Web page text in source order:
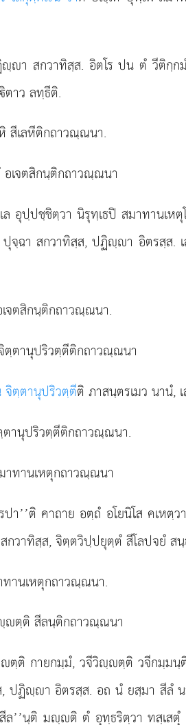
า สกวาทิสฺส. อิตโร ปน ตํ วีติกฺก
าว ลทฺธีติ.
สีเลหีติกถาวณฺณนา.
เจตสิกนฺติกถาวณฺณนา
อุปฺปชฺชิตฺวา นิรุทฺเธปิ สมาทานเห
ฉา สกวาทิสฺส, ปฏิฺา อิตรสฺส. เ
จตสิกนฺติกถาวณฺณนา.
ตานุปริวตฺตีติกถาวณฺณนา
จิตฺตานุปริวตฺตีติ ภาสนฺตรเมว นานํ,
านุปริวตฺตีติกถาวณฺณนา.
าทานเหตุกถาวณฺณนา
า’’ติ คาถาย อตฺถํ อโยนิโส คเห
วาทิสฺส, จิตฺตวิปฺปยุตฺตํ สีโลปจยํ
ทานเหตุกถาวณฺณนา.
ตฺติ สีลนฺติกถาวณฺณนา
ติ กายกมฺมํ, วจีวิฺตฺติ วจีกมฺมนฺ
ปฏิฺา อิตรสฺส. อถ นํ ยสฺมา สีลํ
ล’’นฺติ มฺติ ตํ อุทฺธริตฺวา ทสฺเ